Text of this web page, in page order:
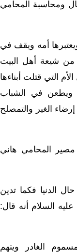
ومحاسبة المحامي
أمه ويقف في
من شيعة أهل البيت
التي قتلت أبناءها
ويطعن في الشباب
الغير والتمصلح
المحامي هاني
الدنيا فكما تدين
السلام أنه قال:
الغادر ويتهم